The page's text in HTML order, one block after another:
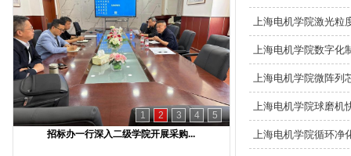
1 2 3 4
5
招标办一行深入二级学院开展采购...
上海电机学院激光粒
上海电机学院数字化
上海电机学院微阵列
上海电机学院球磨机
上海电机学院循环净